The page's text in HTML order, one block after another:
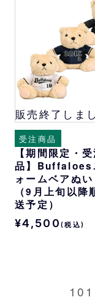
販売終了しま
受注商品
【期間限定・
品】Buffaloes
ォームベアぬ
（9月上旬以降
送予定）
¥4,500 (税込)
101